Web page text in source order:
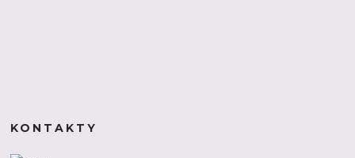
KONTAKTY